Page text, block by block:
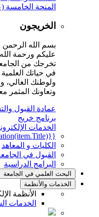
المنحة الخامسة
الخريجون
بسم الله الرحمن
عليكم ورحمة
تخرجك من
في حياتك
ولوطنك الغالي،
وتعاونك المثمر
عمادة القبول
برنامج خريج
الخدمات
{{mmc.getCurrentTranslation(item.Title)}}
الكليات و المعاهد
القبول في
البرامج الدراسية
البحث العلمي في الجامعة
الخدمات والأنظمة
الأنظمة
الخدمات